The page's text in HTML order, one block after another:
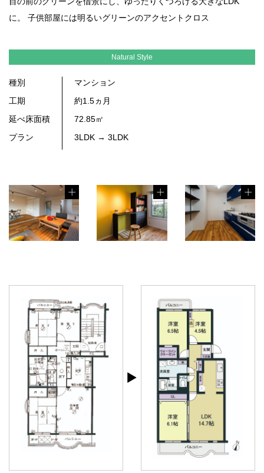
に。 子供部屋には明るいグリーンのアクセントクロス
Natural Style
種別
マンション
工期
約1.5ヵ月
延べ床面積
72.85㎡
プラン
3LDK → 3LDK